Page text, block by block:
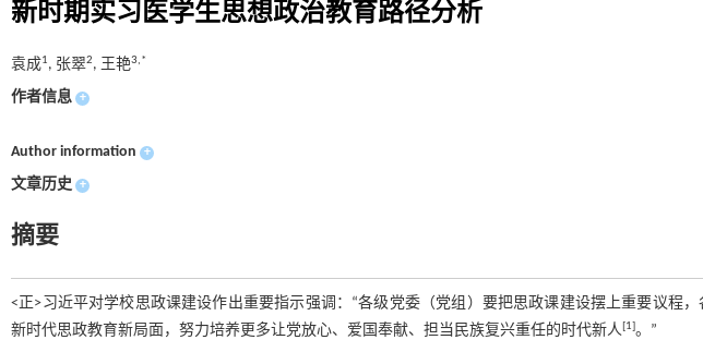
新时期实习医学生思想政治教育路径分析
袁成1, 张翠2, 王艳3,*
作者信息 +
Author information +
文章历史 +
摘要
<正>习近平对学校思政课建设作出重要指示强调：“各级党委（党组）要把思政课建设摆上重要议程
新时代思政教育新局面，努力培养更多让党放心、爱国奉献、担当民族复兴重任的时代新人[1]。”